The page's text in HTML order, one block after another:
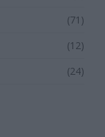
(71)
(12)
(24)